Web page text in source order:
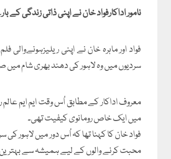
نامور اداکارفواد خان نے اپنی ذاتی زندگی
سردیوں میں وہ لاہور کی دھند بھری شام
معروف اداکار کے مطابق اُس وقت ایم ایم
میں ایک خاص رومانوی کیفیت تھی۔
فواد خان کا کہنا تھا کہ اُس دور میں لاہور
محبت کرنے والوں کے لیے ہمیشہ سے بہترین